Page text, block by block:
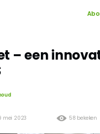
– een
58 bekeken
mei 2023